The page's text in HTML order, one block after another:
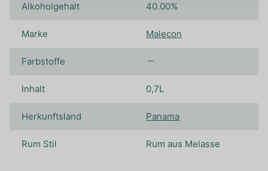
Alkoholgehalt 40.00%
Marke Malecon
Farbstoffe
Inhalt 0,7L
Herkunftsland Panama
Rum Stil Rum aus Melasse